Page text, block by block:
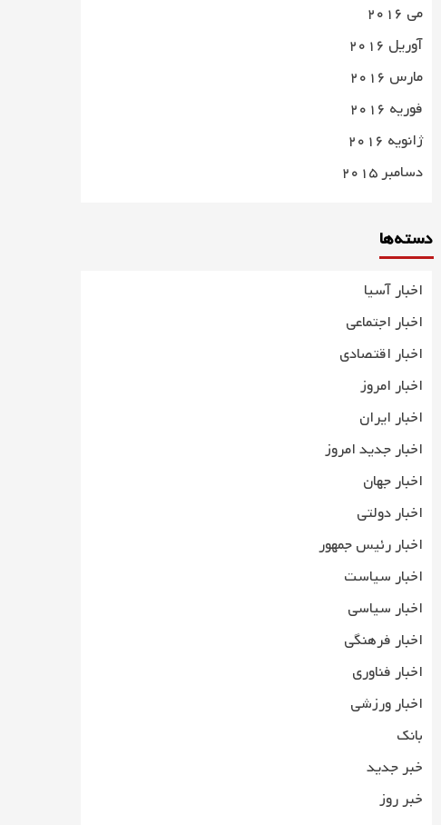
می 2016
آوریل 2016
مارس 2016
فوریه 2016
ژانویه 2016
دسامبر 2015
دسته‌ها
اخبار آسیا
اخبار اجتماعی
اخبار اقتصادی
اخبار امروز
اخبار ایران
اخبار جدید امروز
اخبار جهان
اخبار دولتی
اخبار رئیس جمهور
اخبار سیاست
اخبار سیاسی
اخبار فرهنگی
اخبار فناوری
اخبار ورزشی
بانک
خبر جدید
خبر روز